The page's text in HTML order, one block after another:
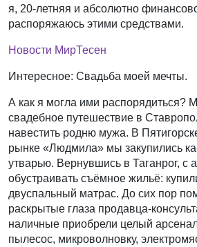
я, 20-летняя и абсолютно
распоряжаюсь этими средствами.
Новости МирТесен
Интересное: Свадьба моей мечты.
А как я могла ими распорядиться?
свадебное путешествие в
навестить родню мужа. В
рынке «Людмила» мы закупились
утварью. Вернувшись в Таганрог, с
обустраивать съёмное жильё:
двуспальный матрас. До сих пор
раскрытые глаза продавца-
наличные приобрели целый
пылесос, микроволновку,